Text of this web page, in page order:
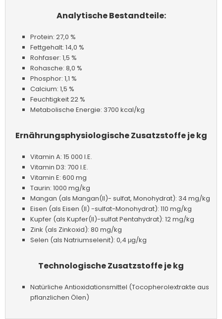
Analytische Bestandteile:
Protein: 27,0 %
Fettgehalt: 14,0 %
Rohfaser: 1,5 %
Rohasche: 8,0 %
Phosphor: 1,1 %
Calcium: 1,5 %
Feuchtigkeit 22 %
Metabolische Energie: 3700 kcal/kg
Ernährungsphysiologische Zusatzstoffe je kg
Vitamin A: 15 000 I.E.
Vitamin D3: 700 I.E.
Vitamin E: 600 mg
Taurin: 1000 mg/kg
Mangan (als Mangan(II)- sulfat, Monohydrat): 34 mg/kg
Eisen (als Eisen (II) -sulfat-Monohydrat): 110 mg/kg
Kupfer (als Kupfer(II)-sulfat Pentahydrat): 12 mg/kg
Zink (als Zinkoxid): 80 mg/kg
Selen (als Natriumselenit): 0,4 μg/kg
Technologische Zusatzstoffe je kg
Natürliche Antioxidationsmittel (Tocopherolextrakte aus
pflanzlichen Ölen)